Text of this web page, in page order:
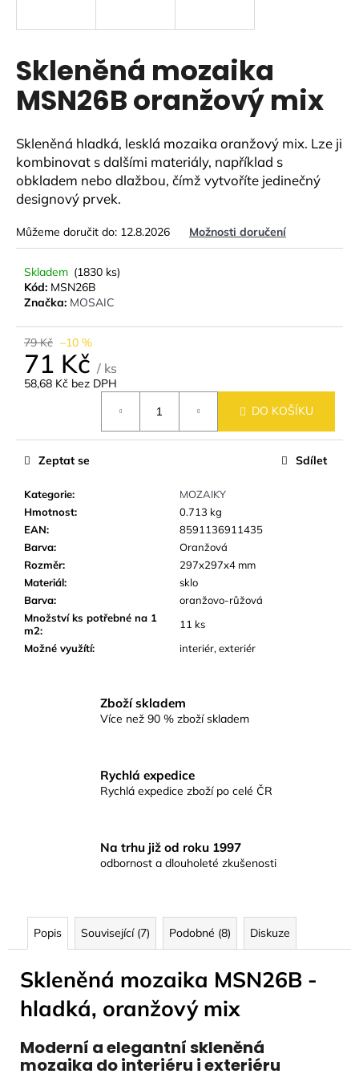
Skleněná mozaika
MSN26B oranžový mix
Skleněná hladká, lesklá mozaika oranžový mix. Lze ji
kombinovat s dalšími materiály, například s
obkladem nebo dlažbou, čímž vytvoříte jedinečný
designový prvek.
Můžeme doručit do: 12.8.2026 Možnosti doručení
Skladem (1830 ks)
Kód: MSN26B
Značka: MOSAIC
79 Kč –10 %
71 Kč / ks
58,68 Kč bez DPH
DO KOŠÍKU
Kategorie:
MOZAIKY
Hmotnost:
0.713 kg
EAN:
8591136911435
Barva:
Oranžová
Rozměr:
297x297x4 mm
Materiál:
sklo
Barva:
oranžovo-růžová
Množství ks potřebné na 1
m2:
11 ks
Možné využítí: interiér, exteriér
Zeptat se Sdílet
Zboží skladem
Více než 90 % zboží skladem
Rychlá expedice
Rychlá expedice zboží po celé ČR
Na trhu již od roku 1997
odbornost a dlouholeté zkušenosti
Popis Související (7) Podobné (8) Diskuze
Skleněná mozaika MSN26B -
hladká, oranžový mix
Moderní a elegantní skleněná
mozaika do interiéru i exteriéru
í
t
?
HLEDAT
o
p
o
r
u
u
e
DLAŽBA
ARTPORT
WHITE
60X60
CM
(59,7X59,7
CM)
499
Kč